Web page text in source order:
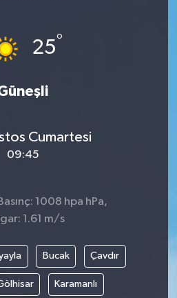
25°
Cumartesi
09:45
1008 hpa hPa,
1.61 m/s
Bucak Çavdır
Karamanlı